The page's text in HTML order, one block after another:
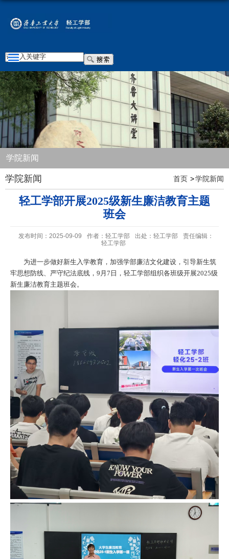
学院新闻
首页 学院新闻
学院新闻
轻工学部开展2025级新生廉洁教育主题
班会
发布时间：2025-09-09 作者：轻工学部 出处：轻工学部
责任编辑：
轻工学部
为进一步做好新生入学教育，加强学部廉洁文化建设，引导新生筑
牢思想防线、严守纪法底线， 9 月 7 日，轻工学部组织各班级开展2025级
新生廉洁教育主题班会。